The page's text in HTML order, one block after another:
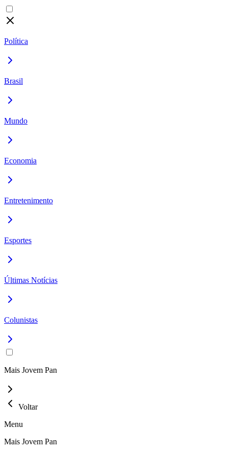
Política
Brasil
Mundo
Economia
Entretenimento
Esportes
Últimas Notícias
Colunistas
Mais Jovem Pan
Voltar
Menu
Mais Jovem Pan